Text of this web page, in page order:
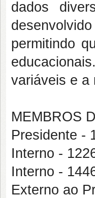
dados
permitindo
variáveis e a
MEMBROS
Presidente -
Interno -
Interno -
Externo ao